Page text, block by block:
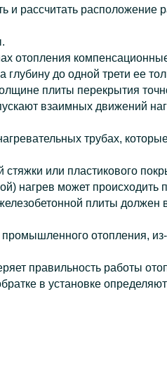
и рассчитать
отопления
глубину до одной трети ее
плиты перекрытия
взаимных движений
трубах,
стяжки или пластикового
нагрев может происходить
плиты
отопления,
правильность работы
в установке